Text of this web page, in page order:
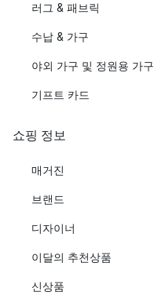
러그 & 패브릭
수납 & 가구
야외 가구 및 정원용 가구
기프트 카드
쇼핑 정보
매거진
브랜드
디자이너
이달의 추천상품
신상품